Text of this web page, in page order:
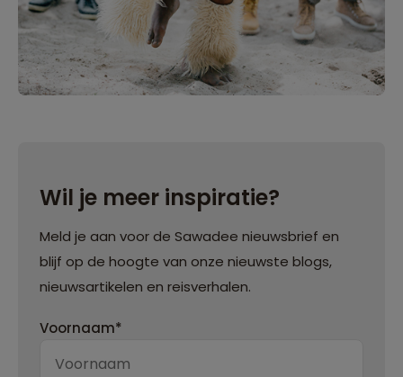
Wil je meer inspiratie?
Meld je aan voor de Sawadee nieuwsbrief en
blijf op de hoogte van onze nieuwste blogs,
nieuwsartikelen en reisverhalen.
Voornaam*